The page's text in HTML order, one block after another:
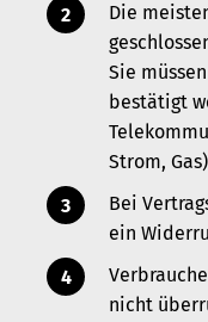
Die
Sie
bestätigt
Strom,
Bei
ein
nicht